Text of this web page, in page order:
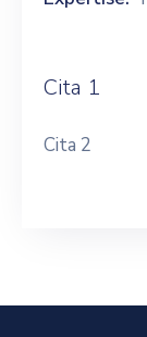
Cita 1
Cita 2